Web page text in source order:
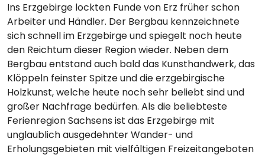
Ins Erzgebirge lockten Funde von Erz früher schon
Arbeiter und Händler. Der Bergbau kennzeichnete
sich schnell im Erzgebirge und spiegelt noch heute
den Reichtum dieser Region wieder. Neben dem
Bergbau entstand auch bald das Kunsthandwerk, das
Klöppeln feinster Spitze und die erzgebirgische
Holzkunst, welche heute noch sehr beliebt sind und
großer Nachfrage bedürfen. Als die beliebteste
Ferienregion Sachsens ist das Erzgebirge mit
unglaublich ausgedehnter Wander- und
Erholungsgebieten mit vielfältigen Freizeitangeboten